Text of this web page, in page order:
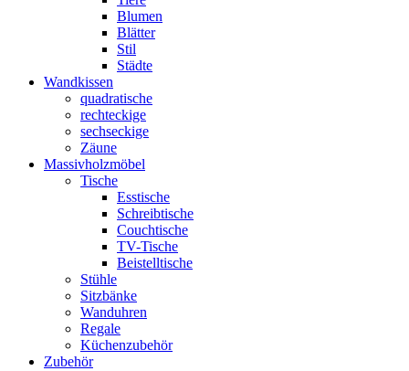
Blumen
Blätter
Stil
Städte
Wandkissen
quadratische
rechteckige
sechseckige
Zäune
Massivholzmöbel
Tische
Esstische
Schreibtische
Couchtische
TV-Tische
Beistelltische
Stühle
Sitzbänke
Wanduhren
Regale
Küchenzubehör
Zubehör